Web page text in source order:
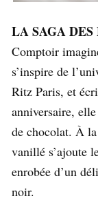
LA SAGA
Comptoir
s’inspire de
Ritz Paris, et
anniversaire,
de chocolat. À
vanillé s’ajoute
enrobée d’un
noir.